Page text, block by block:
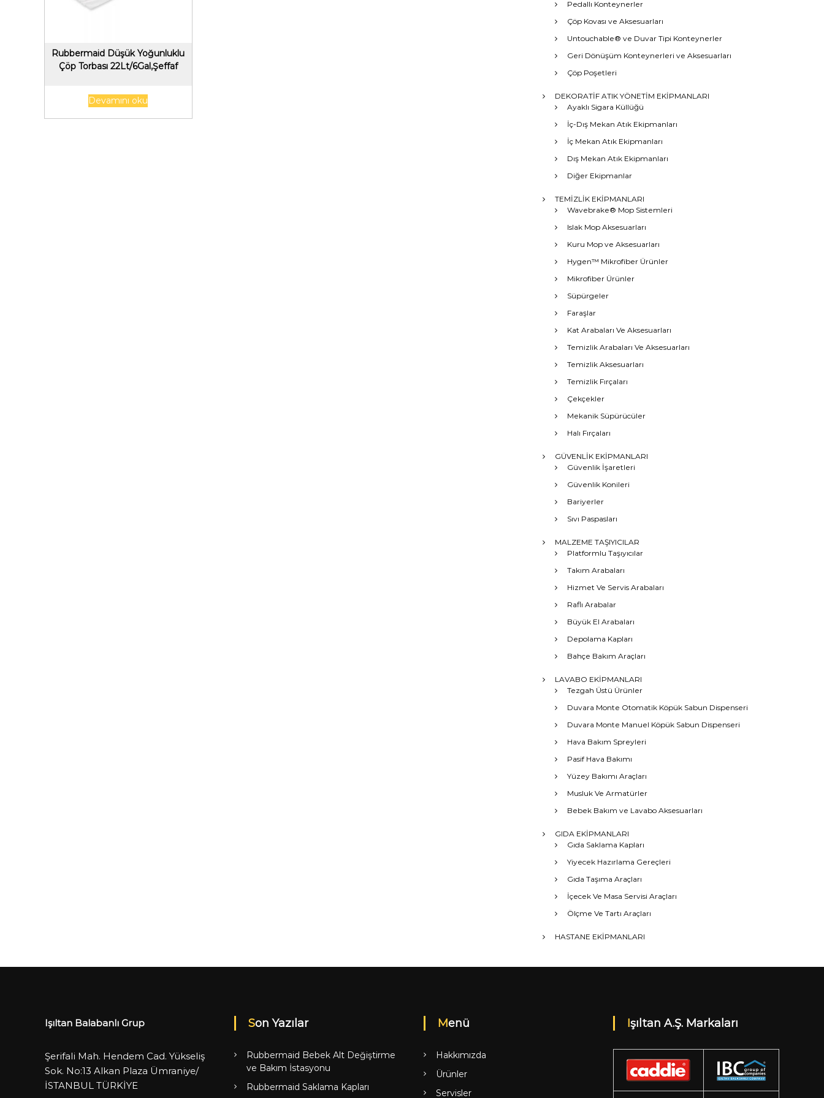
Rubbermaid Düşük Yoğunluklu
Çöp Torbası 22Lt/6Gal,Şeffaf
Devamını oku
Pedallı Konteynerler
Çöp Kovası ve Aksesuarları
Untouchable® ve Duvar Tipi Konteynerler
Geri Dönüşüm Konteynerleri ve Aksesuarları
Çöp Poşetleri
DEKORATİF ATIK YÖNETİM EKİPMANLARI
Ayaklı Sigara Küllüğü
İç-Dış Mekan Atık Ekipmanları
İç Mekan Atık Ekipmanları
Dış Mekan Atık Ekipmanları
Diğer Ekipmanlar
TEMİZLİK EKİPMANLARI
Wavebrake® Mop Sistemleri
Islak Mop Aksesuarları
Kuru Mop ve Aksesuarları
Hygen™ Mikrofiber Ürünler
Mikrofiber Ürünler
Süpürgeler
Faraşlar
Kat Arabaları Ve Aksesuarları
Temizlik Arabaları Ve Aksesuarları
Temizlik Aksesuarları
Temizlik Fırçaları
Çekçekler
Mekanik Süpürücüler
Halı Fırçaları
GÜVENLİK EKİPMANLARI
Güvenlik İşaretleri
Güvenlik Konileri
Bariyerler
Sıvı Paspasları
MALZEME TAŞIYICILAR
Platformlu Taşıyıcılar
Takım Arabaları
Hizmet Ve Servis Arabaları
Raflı Arabalar
Büyük El Arabaları
Depolama Kapları
Bahçe Bakım Araçları
LAVABO EKİPMANLARI
Tezgah Üstü Ürünler
Duvara Monte Otomatik Köpük Sabun Dispenseri
Duvara Monte Manuel Köpük Sabun Dispenseri
Hava Bakım Spreyleri
Pasif Hava Bakımı
Yüzey Bakımı Araçları
Musluk Ve Armatürler
Bebek Bakım ve Lavabo Aksesuarları
GIDA EKİPMANLARI
Gıda Saklama Kapları
Yiyecek Hazırlama Gereçleri
Gıda Taşıma Araçları
İçecek Ve Masa Servisi Araçları
Ölçme Ve Tartı Araçları
HASTANE EKİPMANLARI
Işıltan Balabanlı Grup
Şerifali Mah. Hendem Cad. Yükseliş
Sok. No:13 Alkan Plaza Ümraniye/
İSTANBUL TÜRKİYE
Son Yazılar
Rubbermaid Bebek Alt Değiştirme
ve Bakım İstasyonu
Rubbermaid Saklama Kapları
Menü
Hakkımızda
Ürünler
Servisler
Işıltan A.Ş. Markaları